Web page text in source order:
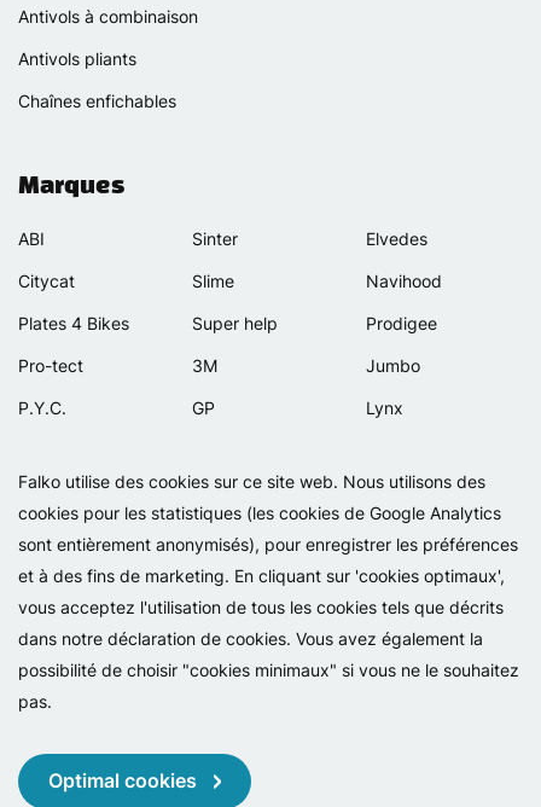
Falko utilise des cookies sur ce site web. Nous utilisons des
cookies pour les statistiques (les cookies de Google Analytics
sont entièrement anonymisés), pour enregistrer les préférences
et à des fins de marketing. En cliquant sur 'cookies optimaux',
vous acceptez l'utilisation de tous les cookies tels que décrits
dans notre déclaration de cookies. Vous avez également la
possibilité de choisir "cookies minimaux" si vous ne le souhaitez
pas.
Optimal cookies
Antivols à combinaison
Antivols pliants
Chaînes enfichables
Marques
ABI
Citycat
Plates 4 Bikes
Pro-tect
P.Y.C.
Selle Orient
Simpla
Sinter
Slime
Super help
3M
GP
Bellelli
Lamicall
Elvedes
Navihood
Prodigee
Jumbo
Lynx
Motip